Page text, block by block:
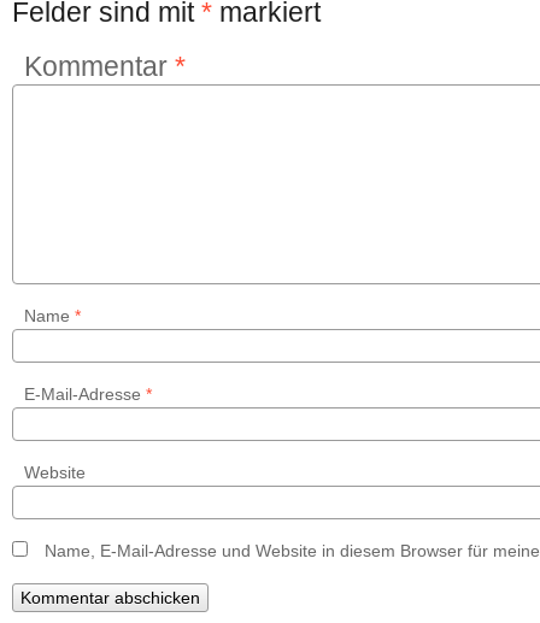
Felder sind mit* markiert
Kommentar *
Name *
E-Mail-Adresse *
Website
Name, E-Mail-Adresse und Website in diesem Browser für